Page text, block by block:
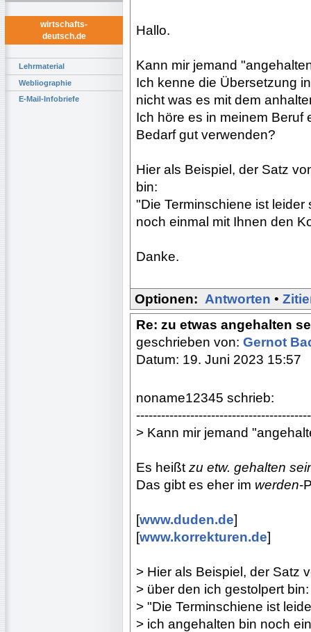
wirtschafts-
deutsch.de
Lehrmaterial
Webliographie
E-Mail-Infobriefe
Hallo.
Kann mir jemand
Ich kenne die Übersetzung
nicht was es mit dem
Ich höre es in meinem Beruf
Bedarf gut verwenden?
Hier als Beispiel, der Satz
bin:
"Die Terminschiene ist
noch einmal mit Ihnen den
Danke.
Optionen: Antworten •
Re: zu etwas angehalten
geschrieben von: Gernot
Datum: 19. Juni 2023 15:57
noname12345 schrieb:
> Kann mir jemand
Es heißt zu etw. gehalten
Das gibt es eher im werden-
[www.duden.de]
[www.korrekturen.de]
> Hier als Beispiel, der Satz
> über den ich gestolpert bin:
> "Die Terminschiene ist
> ich angehalten bin noch